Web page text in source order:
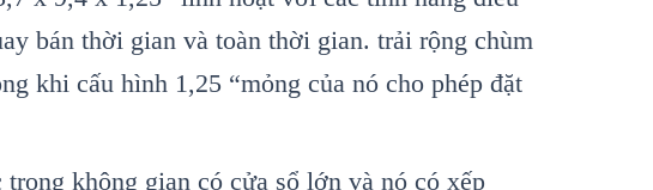
bán thời gian và toàn thời gian. trải rộng chùm
khi cấu hình 1,25 “mỏng của nó cho phép đặt
không gian có cửa sổ lớn và nó có xếp